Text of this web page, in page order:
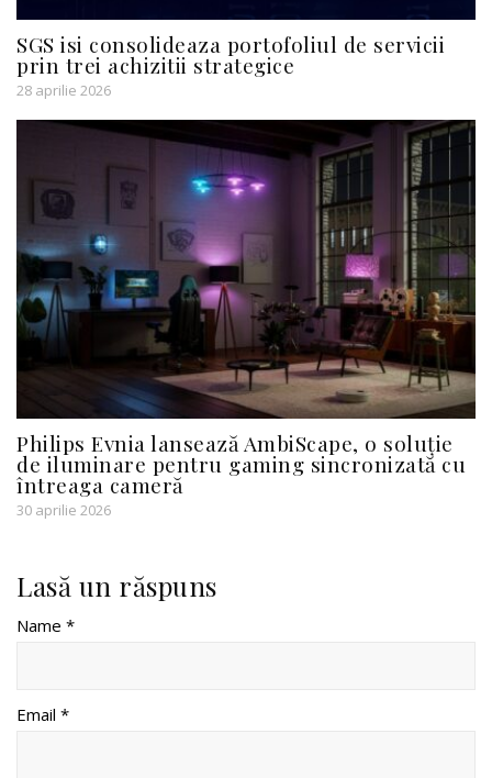
SGS isi consolideaza portofoliul de servicii
prin trei achizitii strategice
28 aprilie 2026
Philips Evnia lansează AmbiScape, o soluție
de iluminare pentru gaming sincronizată cu
întreaga cameră
30 aprilie 2026
Lasă un răspuns
Name *
Email *